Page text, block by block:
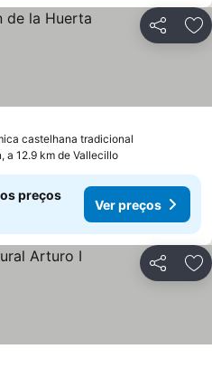
Partilhar
castelhana tradicional
a 12.9 km de Vallecillo
preços
Ver preços
Partilhar